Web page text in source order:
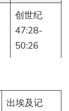
创世纪
47:28-
50:26
出埃及记